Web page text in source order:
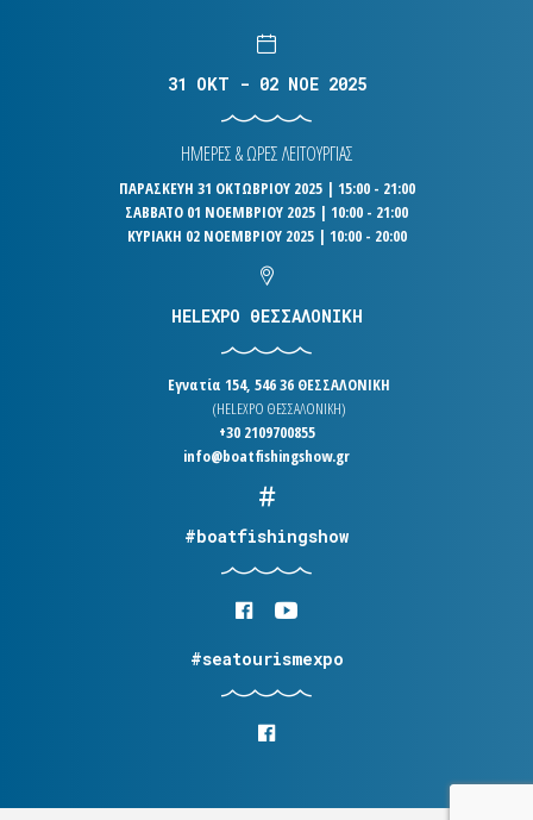
31 OKT - 02 NOE 2025
ΗΜΕΡΕΣ & ΩΡΕΣ ΛΕΙΤΟΥΡΓΙΑΣ
ΠΑΡΑΣΚΕΥΗ 31 ΟΚΤΩΒΡΙΟΥ 2025 | 15:00 - 21:00
ΣΑΒΒΑΤΟ 01 ΝΟΕΜΒΡΙΟΥ 2025 | 10:00 - 21:00
ΚΥΡΙΑΚΗ 02 ΝΟΕΜΒΡΙΟΥ 2025 | 10:00 - 20:00
HELEXPO ΘΕΣΣΑΛΟΝΙΚΗ
Εγνατία 154, 546 36 ΘΕΣΣΑΛΟΝΙΚΗ
(HELEXPO ΘΕΣΣΑΛΟΝΙΚΗ)
+30 2109700855
info@boatfishingshow.gr
#boatfishingshow
#seatourismexpo